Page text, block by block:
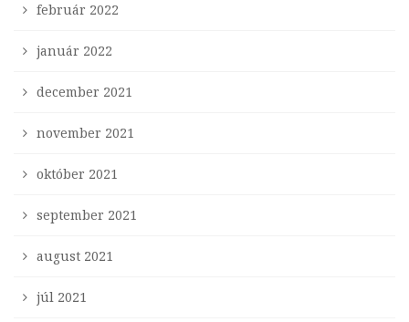
február 2022
január 2022
december 2021
november 2021
október 2021
september 2021
august 2021
júl 2021